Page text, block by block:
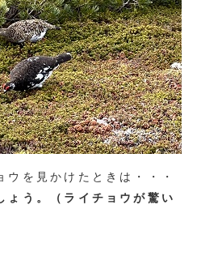
を見かけたときは・・・
ょう。（ライチョウが驚い